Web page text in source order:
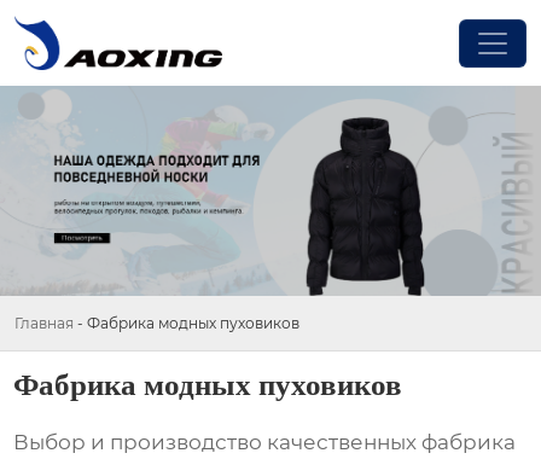
Главная - Фабрика модных пуховиков
Фабрика модных пуховиков
Выбор и производство качественных фабрика